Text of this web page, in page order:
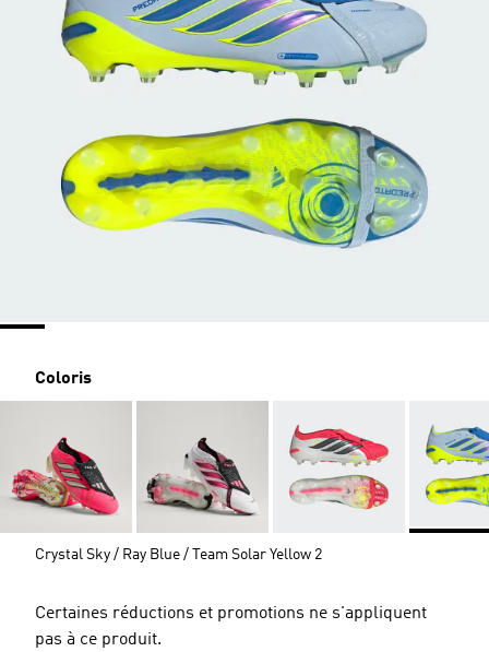
Coloris
Crystal Sky / Ray Blue / Team Solar Yellow 2
Certaines réductions et promotions ne s'appliquent
pas à ce produit.